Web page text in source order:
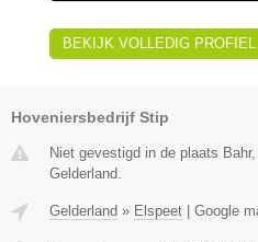
BEKIJK VOLLEDIG PROFIEL
Hoveniersbedrijf Stip
Niet gevestigd in de plaats
Gelderland.
Gelderland » Elspeet Google